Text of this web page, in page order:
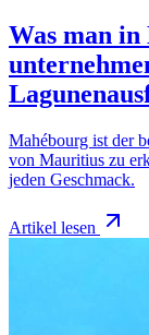
Was man
Mahébourg ist der
von Mauritius zu
jeden Geschmack.
Artikel lesen